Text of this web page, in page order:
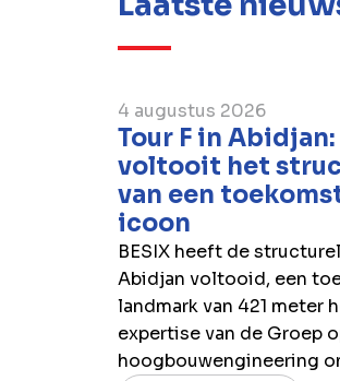
4 augustus 2026
Tour F in Abidjan:
voltooit het
van een
icoon
BESIX heeft de
Abidjan voltooid, een
landmark van 421 meter
expertise van de Groep
hoogbouwengineering